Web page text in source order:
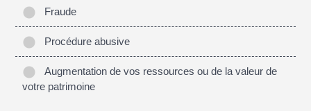
Fraude
Procédure abusive
Augmentation de vos ressources ou de la valeur de
votre patrimoine